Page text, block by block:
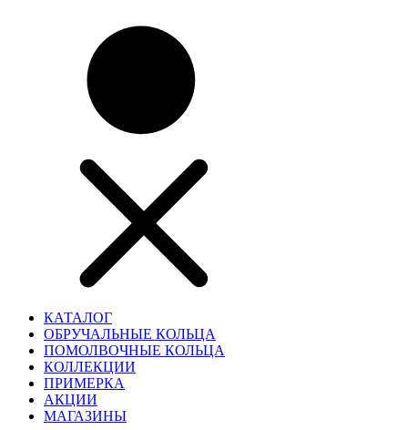
КАТАЛОГ
ОБРУЧАЛЬНЫЕ КОЛЬЦА
ПОМОЛВОЧНЫЕ КОЛЬЦА
КОЛЛЕКЦИИ
ПРИМЕРКА
АКЦИИ
МАГАЗИНЫ